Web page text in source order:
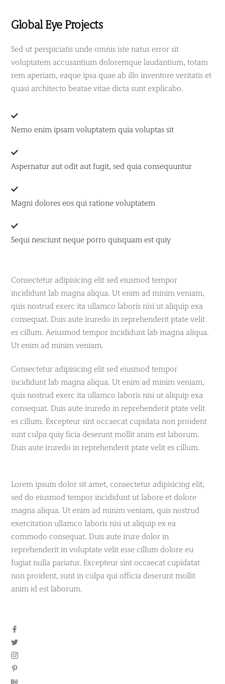
Global Eye Projects
Sed ut perspiciatis unde omnis iste natus error sit
voluptatem accusantium doloremque laudantium, totam
rem aperiam, eaque ipsa quae ab illo inventore veritatis et
quasi architecto beatae vitae dicta sunt explicabo.
Nemo enim ipsam voluptatem quia voluptas sit
Aspernatur aut odit aut fugit, sed quia consequuntur
Magni dolores eos qui ratione voluptatem
Sequi nesciunt neque porro quisquam est quiy
Consectetur adipisicing elit sed eiusmod tempor
incididunt lab magna aliqua. Ut enim ad minim veniam,
quis nostrud exerc ita ullamco laboris nisi ut aliquip exa
consequat. Duis aute iruredo in reprehenderit ptate velit
es cillum. Aeiusmod tempor incididunt lab magna aliqua.
Ut enim ad minim veniam.
Consectetur adipisicing elit sed eiusmod tempor
incididunt lab magna aliqua. Ut enim ad minim veniam,
quis nostrud exerc ita ullamco laboris nisi ut aliquip exa
consequat. Duis aute iruredo in reprehenderit ptate velit
es cillum. Excepteur sint occaecat cupidata non proident
sunt culpa quiy ficia deserunt mollit anim est laborum.
Duis aute iruredo in reprehenderit ptate velit es cillum.
Lorem ipsum dolor sit amet, consectetur adipisicing elit,
sed do eiusmod tempor incididunt ut labore et dolore
magna aliqua. Ut enim ad minim veniam, quis nostrud
exercitation ullamco laboris nisi ut aliquip ex ea
commodo consequat. Duis aute irure dolor in
reprehenderit in voluptate velit esse cillum dolore eu
fugiat nulla pariatur. Excepteur sint occaecat cupidatat
non proident, sunt in culpa qui officia deserunt mollit
anim id est laborum.